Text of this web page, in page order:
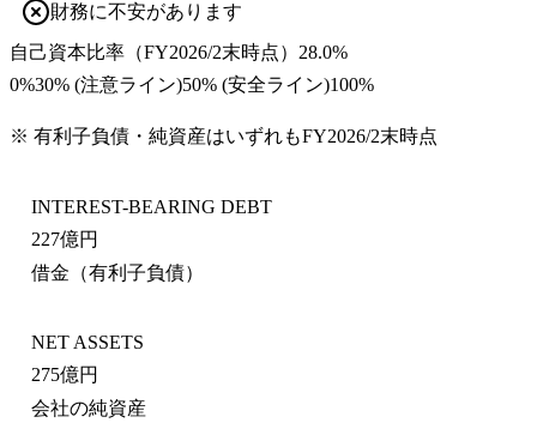
財務に不安があります
自己資本比率 （FY2026/2末時点） 28.0%
0%30% (注意ライン)50% (安全ライン)100%
※ 有利子負債・純資産はいずれもFY2026/2末時点
INTEREST-BEARING DEBT
227億円
借金（有利子負債）
NET ASSETS
275億円
会社の純資産